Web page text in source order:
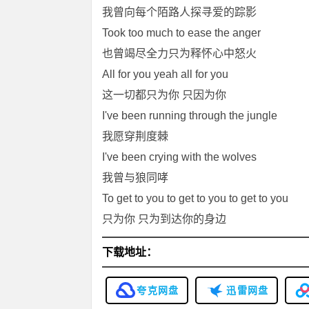
我曾向每个陌路人探寻爱的踪影
Took too much to ease the anger
也曾竭尽全力只为释怀心中怒火
All for you yeah all for you
这一切都只为你 只因为你
I've been running through the jungle
我愿穿荆度棘
I've been crying with the wolves
我曾与狼同哮
To get to you to get to you to get to you
只为你 只为到达你的身边
下载地址：
夸克网盘 迅雷网盘